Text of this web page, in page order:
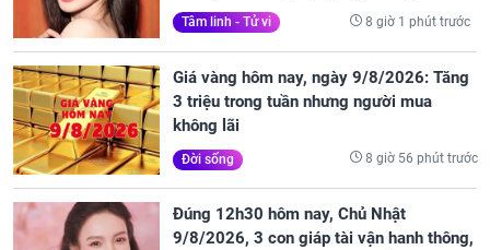
Tâm linh - Tử vi 8 giờ 1 phút trước
Giá vàng hôm nay, ngày 9/8/2026: Tăng
3 triệu trong tuần nhưng người mua
không lãi
Đời sống 8 giờ 56 phút trước
Đúng 12h30 hôm nay, Chủ Nhật
9/8/2026, 3 con giáp tài vận hanh thông,